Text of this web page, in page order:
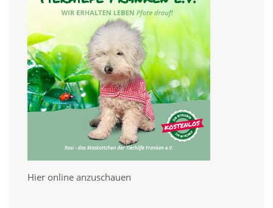
Hier online anzuschauen